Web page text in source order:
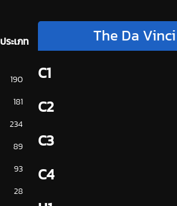
ประเภท
190
181
234
89
93
28
The Da
C1
C2
C3
C4